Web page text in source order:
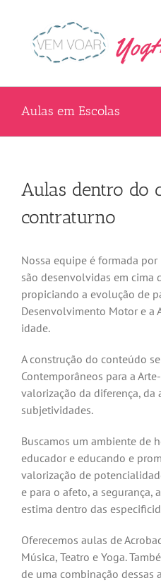
content
Aulas em Escolas
Aulas dentro do
contraturno
Nossa equipe é formada
são desenvolvidas em cima
propiciando a evolução de
Desenvolvimento Motor e a
idade.
A construção do conteúdo
Contemporâneos para a
valorização da diferença, da
subjetividades.
Buscamos um ambiente de
educador e educando e
valorização de
e para o afeto, a segurança,
estima dentro das
Oferecemos aulas de
Música, Teatro e Yoga.
de uma combinação dessas